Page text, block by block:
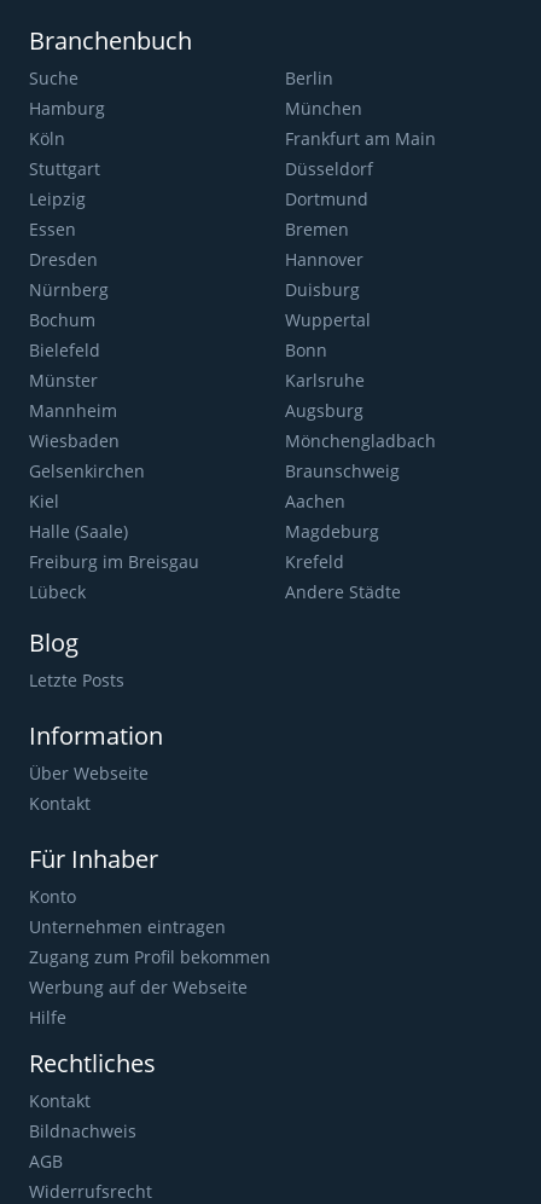
Branchenbuch
Suche
Berlin
Hamburg
München
Köln
Frankfurt am Main
Stuttgart
Düsseldorf
Leipzig
Dortmund
Essen
Bremen
Dresden
Hannover
Nürnberg
Duisburg
Bochum
Wuppertal
Bielefeld
Bonn
Münster
Karlsruhe
Mannheim
Augsburg
Wiesbaden
Mönchengladbach
Gelsenkirchen
Braunschweig
Kiel
Aachen
Halle (Saale)
Magdeburg
Freiburg im Breisgau
Krefeld
Lübeck
Andere Städte
Blog
Letzte Posts
Information
Über Webseite
Kontakt
Für Inhaber
Konto
Unternehmen eintragen
Zugang zum Profil bekommen
Werbung auf der Webseite
Hilfe
Rechtliches
Kontakt
Bildnachweis
AGB
Widerrufsrecht